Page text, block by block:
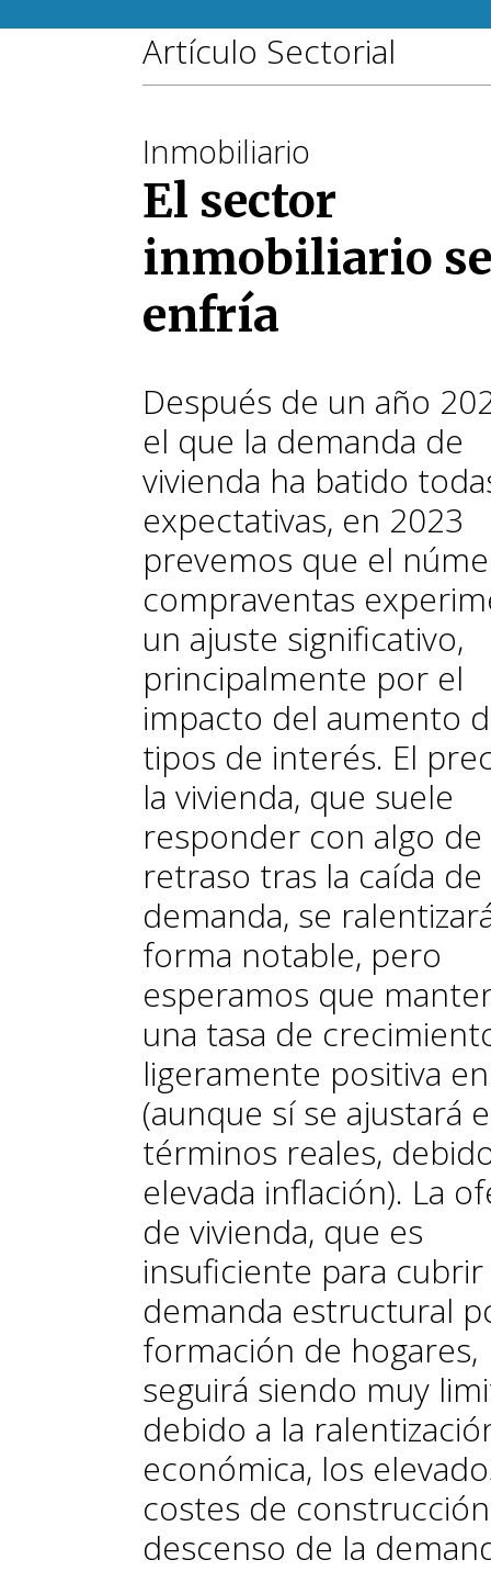
Artículo Sectorial
Inmobiliario
El sector
inmobiliario se
enfría
Después de un año
el que la demanda de
vivienda ha batido
expectativas, en 2023
prevemos que el
compraventas
un ajuste significativo,
principalmente por el
impacto del aumento
tipos de interés. El
la vivienda, que suele
responder con algo de
retraso tras la caída de
demanda, se
forma notable, pero
esperamos que
una tasa de
ligeramente positiva
(aunque sí se ajustará
términos reales,
elevada inflación). La
de vivienda, que es
insuficiente para cubrir
demanda estructural
formación de hogares,
seguirá siendo muy
debido a la
económica, los
costes de
descenso de la